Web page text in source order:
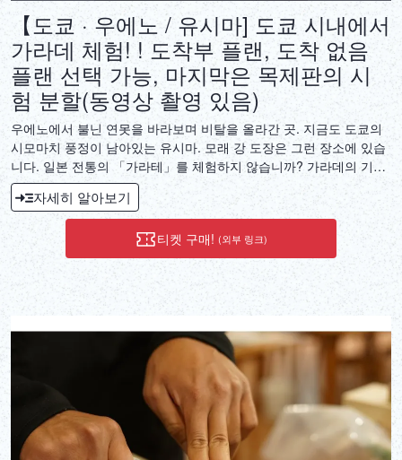
【도쿄 · 우에노 / 유시마] 도쿄 시내에서
가라데 체험! ! 도착부 플랜, 도착 없음
플랜 선택 가능, 마지막은 목제판의 시
험 분할(동영상 촬영 있음)
우에노에서 불닌 연못을 바라보며 비탈을 올라간 곳. 지금도 도쿄의
시모마치 풍정이 남아있는 유시마. 모래 강 도장은 그런 장소에 있습
니다. 일본 전통의 「가라테」를 체험하지 않습니까? 가라데의 기본
동작인 찌르기, 걷어차기를 중심으로, 다양한 바리에이션의 공격 방
법, 방어 방법을 익힐 수 있습니다. 연습의 마지막에는 판의 「시험
나누기」에 도전해 받습니다(캔슬도 가능)지도는 사가와 쿠미코 6단.
세계 최대의 가라테 단체이며 신극 진회에서 몇 안되는 6단 & 여성
지부장입니다. 조수로 전일본 선수권을 제정해 월드컵 2위라는 성적
을 거둔 Master Sunakawa가 친절 정중하게 지도합니다. 덧붙여 안
전에는 최대한의 배려를 하고 있으므로, 여성이나 아이도 부담없이
참가해 주세요. 참고: 사가와 사범의 일정이 맞지 않으면 다른 지도자
(흑대 보유자)가 담당할 수 있습니다.
자세히 알아보기
티켓 구매! (외부 링크)